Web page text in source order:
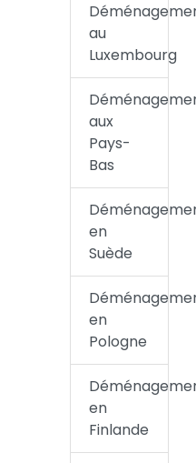
au
Luxembourg
aux
Pays-
Bas
en
Suède
en
Pologne
en
Finlande